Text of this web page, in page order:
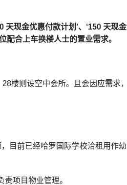
天现金优惠付款计划’、‘150 天现金
配合上车换楼人士的置业需求。
楼则设空中会所。且会因应需求，
目前已经哈罗国际学校洽租用作幼
项目物业管理。